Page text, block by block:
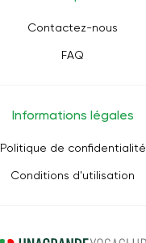
Contactez-nous
FAQ
Informations légales
Politique de confidentialité
Conditions d'utilisation